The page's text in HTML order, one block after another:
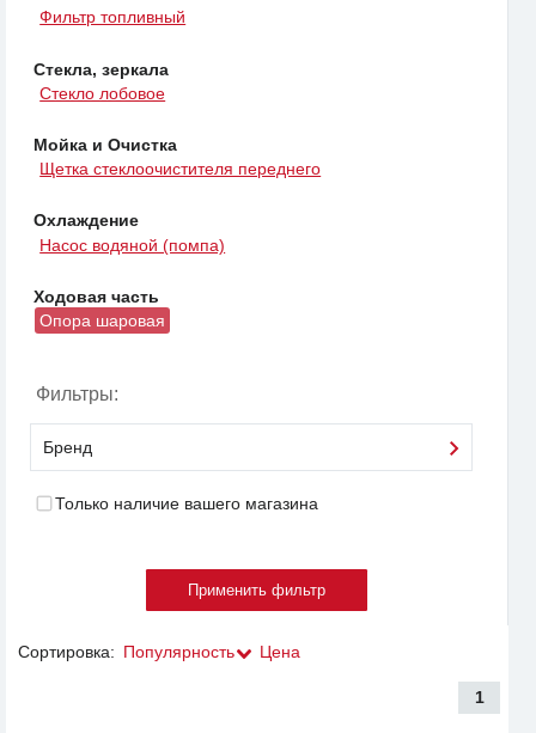
Фильтр топливный
Стекла, зеркала
Стекло лобовое
Мойка и Очистка
Щетка стеклоочистителя переднего
Охлаждение
Насос водяной (помпа)
Ходовая часть
Опора шаровая
Фильтры:
Бренд
Только наличие вашего магазина
Сортировка: Популярность Цена
1